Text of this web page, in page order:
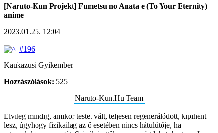
[Naruto-Kun Projekt] Fumetsu no Anata e (To Your Eternity)
anime
2023.01.25. 12:04
#196
Kaukazusi Gyikember
Hozzászólások: 525
Naruto-Kun.Hu Team
Elvileg mindig, amikor testet vált, teljesen regenerálódott, kipihent
lesz, úgyhogy fizikailag az ő esetében nincs hátulütője, ha